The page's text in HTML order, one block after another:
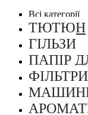
Всі категорії
ТЮТЮН
ГІЛЬЗИ
ПАПІР
ФІЛЬТРИ